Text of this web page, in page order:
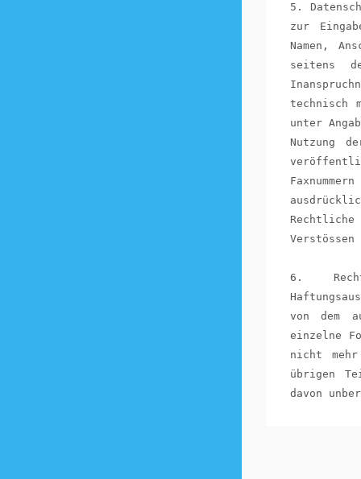
5.
zur
Namen,
seitens
technisch
unter
Nutzung
Rechtliche
6.
von dem
einzelne
nicht
übrigen
davon